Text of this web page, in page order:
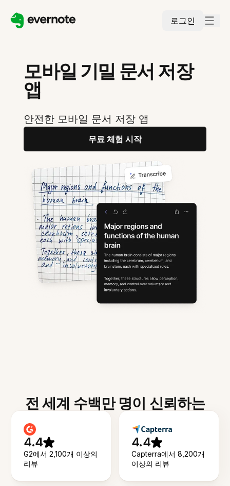
로그인
모바일 기밀 문서 저장
앱
안전한 모바일 문서 저장 앱
무료 체험 시작
전 세계 수백만 명이 신뢰하는
4.4
G2에서 2,100개 이상의
리뷰
4.4
Capterra에서 8,200개
이상의 리뷰